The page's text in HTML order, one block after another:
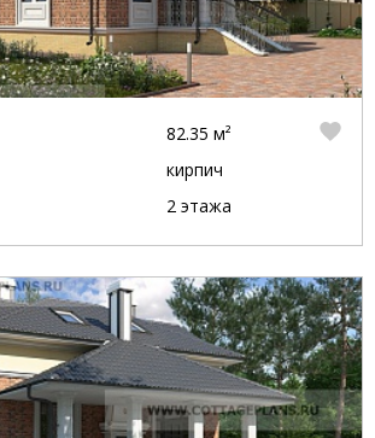
82.35 м²
кирпич
2 этажа